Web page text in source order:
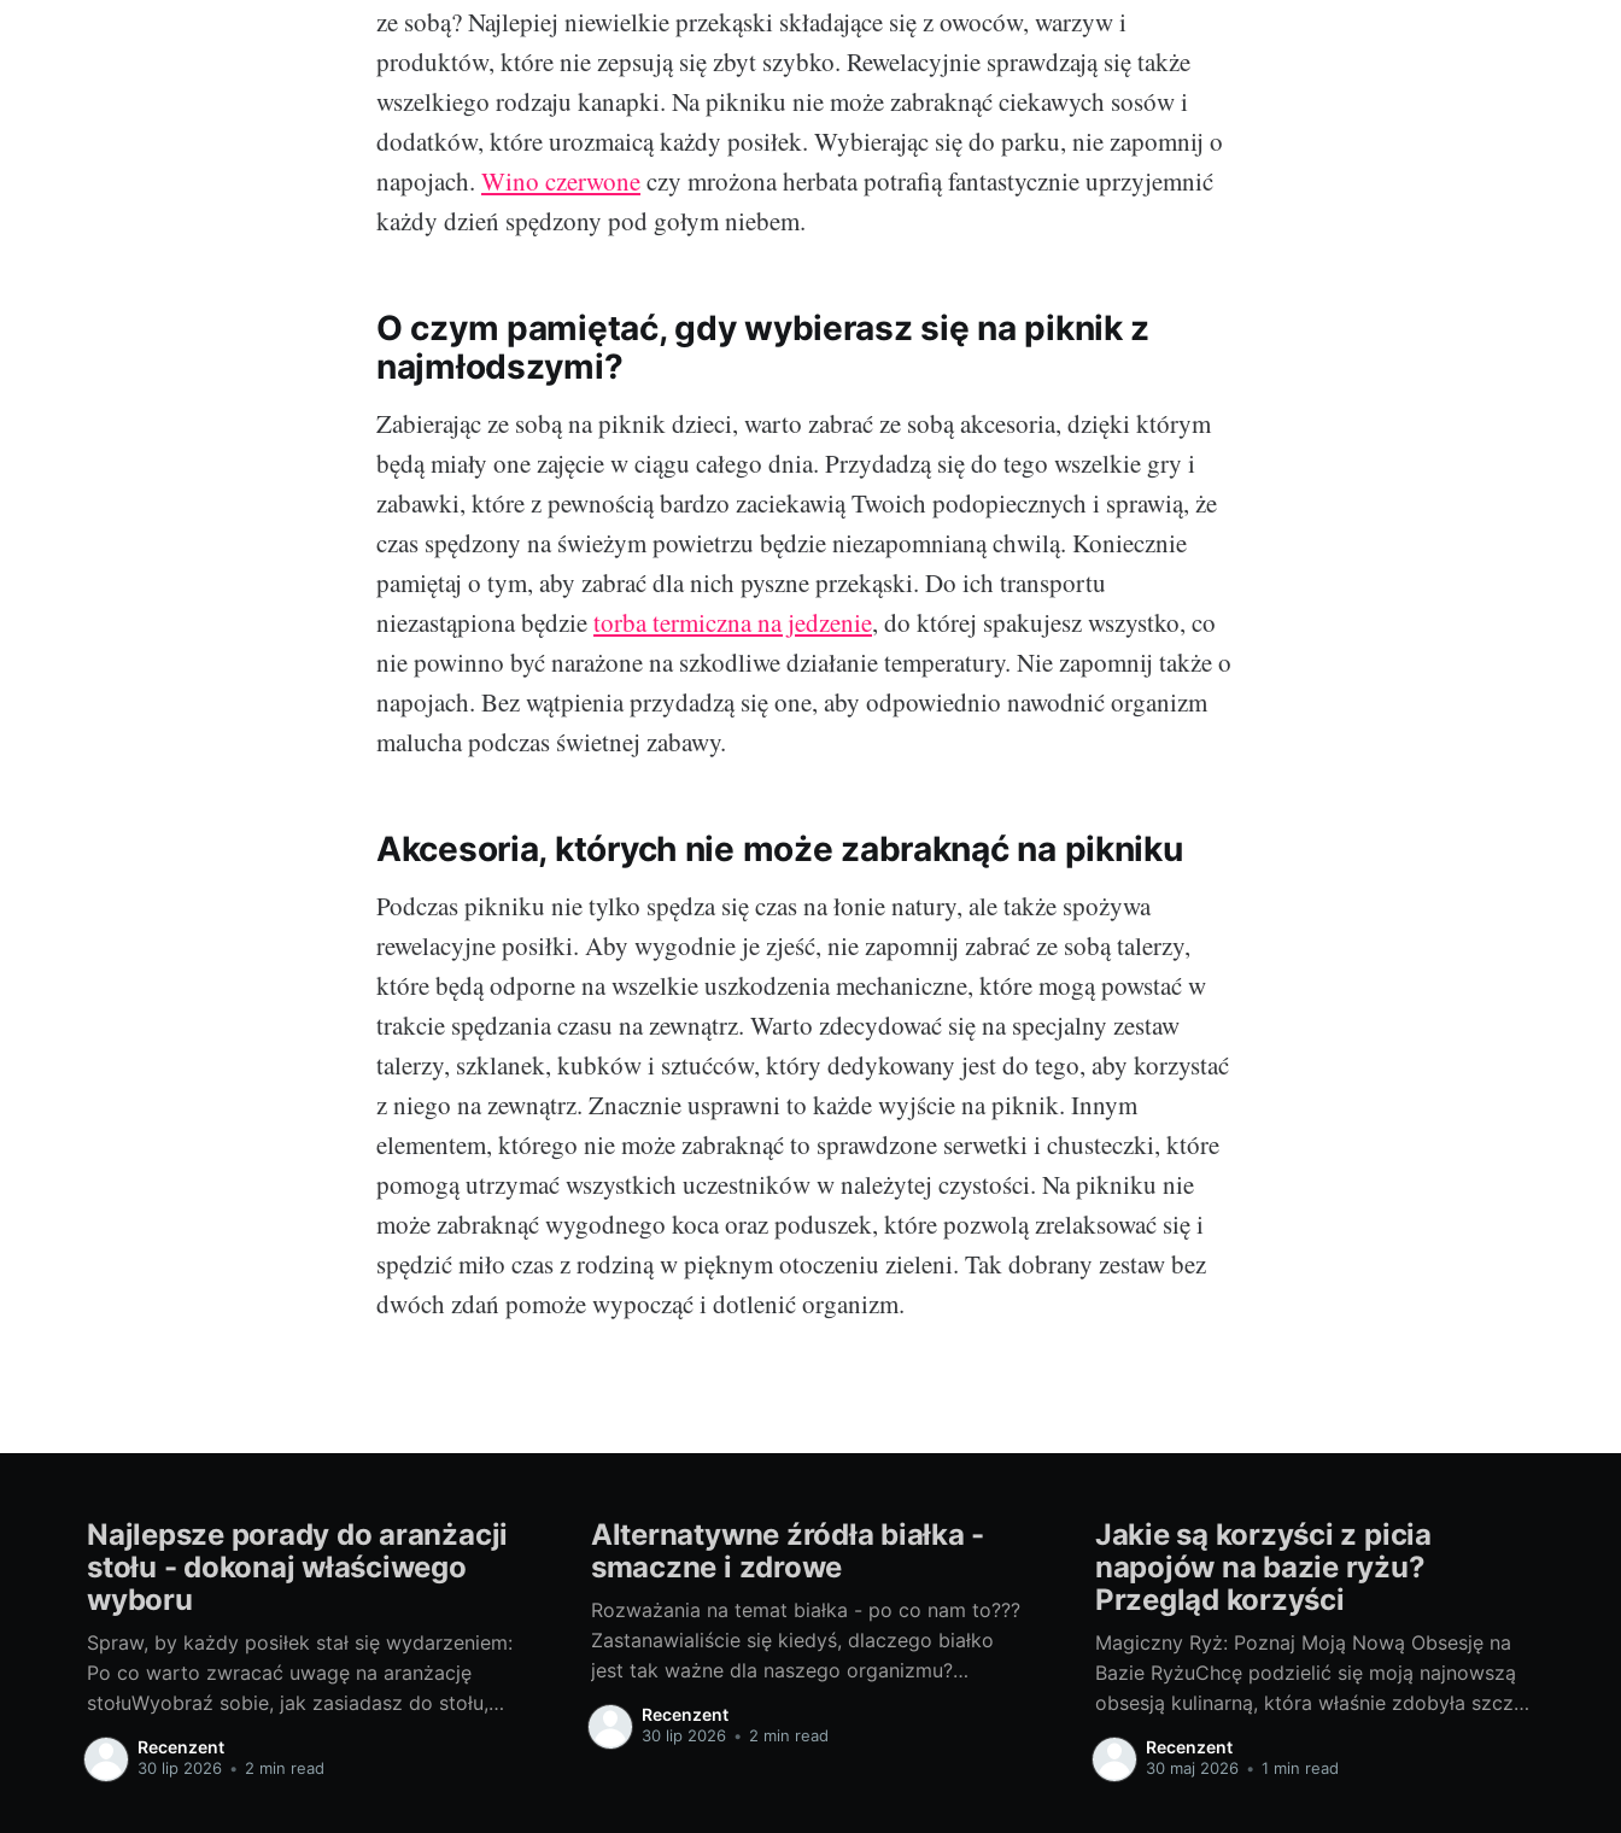
ze sobą? Najlepiej niewielkie przekąski składające się z owoców, warzyw i
produktów, które nie zepsują się zbyt szybko. Rewelacyjnie sprawdzają się także
wszelkiego rodzaju kanapki. Na pikniku nie może zabraknąć ciekawych sosów i
dodatków, które urozmaicą każdy posiłek. Wybierając się do parku, nie zapomnij o
napojach. Wino czerwoneczy mrożona herbata potrafią fantastycznie uprzyjemnić
każdy dzień spędzony pod gołym niebem.
O czym pamiętać, gdy wybierasz się na piknik z
najmłodszymi?
Zabierając ze sobą na piknik dzieci, warto zabrać ze sobą akcesoria, dzięki którym
będą miały one zajęcie w ciągu całego dnia. Przydadzą się do tego wszelkie gry i
zabawki, które z pewnością bardzo zaciekawią Twoich podopiecznych i sprawią, że
czas spędzony na świeżym powietrzu będzie niezapomnianą chwilą. Koniecznie
pamiętaj o tym, aby zabrać dla nich pyszne przekąski. Do ich transportu
niezastąpiona będzietorba termiczna na jedzenie, do której spakujesz wszystko, co
nie powinno być narażone na szkodliwe działanie temperatury. Nie zapomnij także o
napojach. Bez wątpienia przydadzą się one, aby odpowiednio nawodnić organizm
malucha podczas świetnej zabawy.
Akcesoria, których nie może zabraknąć na pikniku
Podczas pikniku nie tylko spędza się czas na łonie natury, ale także spożywa
rewelacyjne posiłki. Aby wygodnie je zjeść, nie zapomnij zabrać ze sobą talerzy,
które będą odporne na wszelkie uszkodzenia mechaniczne, które mogą powstać w
trakcie spędzania czasu na zewnątrz. Warto zdecydować się na specjalny zestaw
talerzy, szklanek, kubków i sztućców, który dedykowany jest do tego, aby korzystać
z niego na zewnątrz. Znacznie usprawni to każde wyjście na piknik. Innym
elementem, którego nie może zabraknąć to sprawdzone serwetki i chusteczki, które
pomogą utrzymać wszystkich uczestników w należytej czystości. Na pikniku nie
może zabraknąć wygodnego koca oraz poduszek, które pozwolą zrelaksować się i
spędzić miło czas z rodziną w pięknym otoczeniu zieleni. Tak dobrany zestaw bez
dwóch zdań pomoże wypocząć i dotlenić organizm.
Najlepsze porady do aranżacji
stołu - dokonaj właściwego
wyboru
Spraw, by każdy posiłek stał się wydarzeniem:
Po co warto zwracać uwagę na aranżację
stołuWyobraź sobie, jak zasiadasz do stołu,
który jest udekorowany z troską i wyobraźnią.
Każda filiżanka, talerz i sztućce są
Recenzent
30 lip 2026 • 2 min read
Alternatywne źródła białka -
smaczne i zdrowe
Rozważania na temat białka - po co nam to???
Zastanawialiście się kiedyś, dlaczego białko
jest tak ważne dla naszego organizmu?
Głównym zadaniem białka jest budowanie i
regeneracja tkanek, zwłaszcza mięśni. Jest to
Recenzent
30 lip 2026 • 2 min read
Jakie są korzyści z picia
napojów na bazie ryżu?
Przegląd korzyści
Magiczny Ryż: Poznaj Moją Nową Obsesję na
Bazie RyżuChcę podzielić się moją najnowszą
obsesją kulinarną, która właśnie zdobyła szczyt
mojej listy - otóż, to jest mleko ryżowe. Jest to
napój roślinny, który szybko zyskuje
Recenzent
30 maj 2026 • 1 min read